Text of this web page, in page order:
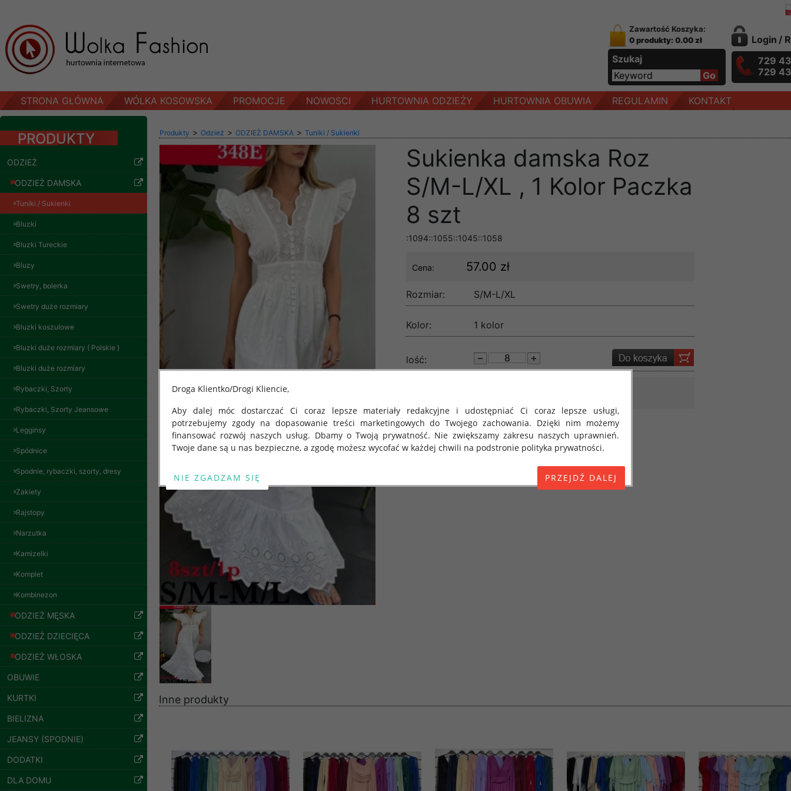
Zawartość Koszyka:
0 produkty: 0.00 zł
Szukaj
Login /
729
729
STRONA GŁÓWNA WÓLKA KOSOWSKA PROMOCJE NOWOSCI HURTOWNIA ODZIEŻY HURTOWNIA OBUWIA REGULAMIN KONTAKT
PRODUKTY
ODZIEŻ
ODZIEŻ DAMSKA
Tuniki / Sukienki
Bluzki
Bluzki Tureckie
Bluzy
Swetry, bolerka
Swetry duże rozmiary
Bluzki koszulowe
Bluzki duże rozmiary ( Polskie )
Bluzki duże rozmiary
Rybaczki, Szorty
Rybaczki, Szorty Jeansowe
Legginsy
Spódnice
Spodnie, rybaczki, szorty, dresy
Żakiety
Rajstopy
Narzutka
Kamizelki
Komplet
Kombinezon
ODZIEŻ MĘSKA
ODZIEŻ DZIECIĘCA
ODZIEŻ WŁOSKA
OBUWIE
KURTKI
BIELIZNA
JEANSY (SPODNIE)
DODATKI
DLA DOMU
Spodnie damskie
jeansy Roz 29-36, 1
Kolor Paczka 10 szt
Spodnie damskie
jeansy Roz 25-30, 1
Produkty > Odzież > ODZIEŻ DAMSKA > Tuniki / Sukienki
Sukienka damska Roz
S/M-L/XL , 1 Kolor Paczka
8 szt
:1094::1055::1045::1058
Cena: 57.00 zł
Rozmiar: S/M-L/XL
Kolor: 1 kolor
lość:
Inne produkty
Droga Klientko/Drogi Kliencie,
Aby dalej móc dostarczać Ci coraz lepsze materiały redakcyjne i udostępniać Ci coraz lepsze usługi,
potrzebujemy zgody na dopasowanie treści marketingowych do Twojego zachowania. Dzięki nim możemy
finansować rozwój naszych usług. Dbamy o Twoją prywatność. Nie zwiększamy zakresu naszych uprawnień.
Twoje dane są u nas bezpieczne, a zgodę możesz wycofać w każdej chwili na podstronie polityka prywatności.
Od 25 maja 2018 roku obowiązuje Rozporządzenie Parlamentu Europejskiego i Rady (UE) 2016/679 z dnia 27
kwietnia 2016 r. w sprawie ochrony osób fizycznych w związku z przetwarzaniem danych osobowych i w sprawie
swobodnego przepływu takich danych oraz uchylenia dyrektywy 95/46/WE (określane jako "RODO", "ORODO",
"GDPR" lub "Ogólne Rozporządzenie o Ochronie Danych"). W związku z tym chcielibyśmy poinformować Cię o
przetwarzaniu Twoich danych oraz zasadach, na jakich odbywa się to po dniu 25 maja 2018 roku. Poniżej
znajdziesz podstawowe informacje na ten temat.
Potrzebujemy na to Twojej zgody.
Jeżeli klikniesz przycisk „Przejdź dalej” lub zamkniesz to okno, to wyrazisz zgodę na przetwarzanie przez OMEZ
GROUP
Wyrażenie zgody jest dobrowolne. Zgodę możesz w każdym momencie wycofać . Pamiętaj, że wycofanie zgody nie
wpływa na zgodność z prawem przetwarzania dokonanego wcześniej.
Dodatkowe informacje, w tym o przysługujących uprawnieniach (prawo dostępu, sprostowania oraz usunięcia
Twoich danych, ograniczenia ich przetwarzania, prawo do ich przenoszenia, niepodlegania zautomatyzowanemu
podejmowaniu decyzji, w tym profilowaniu, a także prawo wyrażenia sprzeciwu wobec przetwarzania Twoich
danych osobowych) znajdziesz w Polityce prywatności.
---------------------------------------------------
Zapewniamy naszym Klientom pełne poszanowanie ich prywatności oraz ochronę ich danych osobowych.